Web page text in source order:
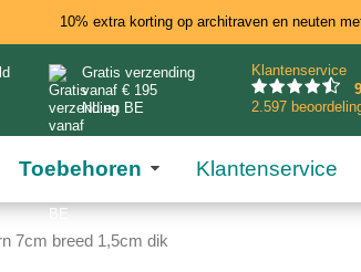
10% extra korting op architraven en neuten
Gratis verzending
vanaf € 195
NL en BE
Klantenservice
9
2.597
Toebehoren Klantenservice
7cm breed 1,5cm dik